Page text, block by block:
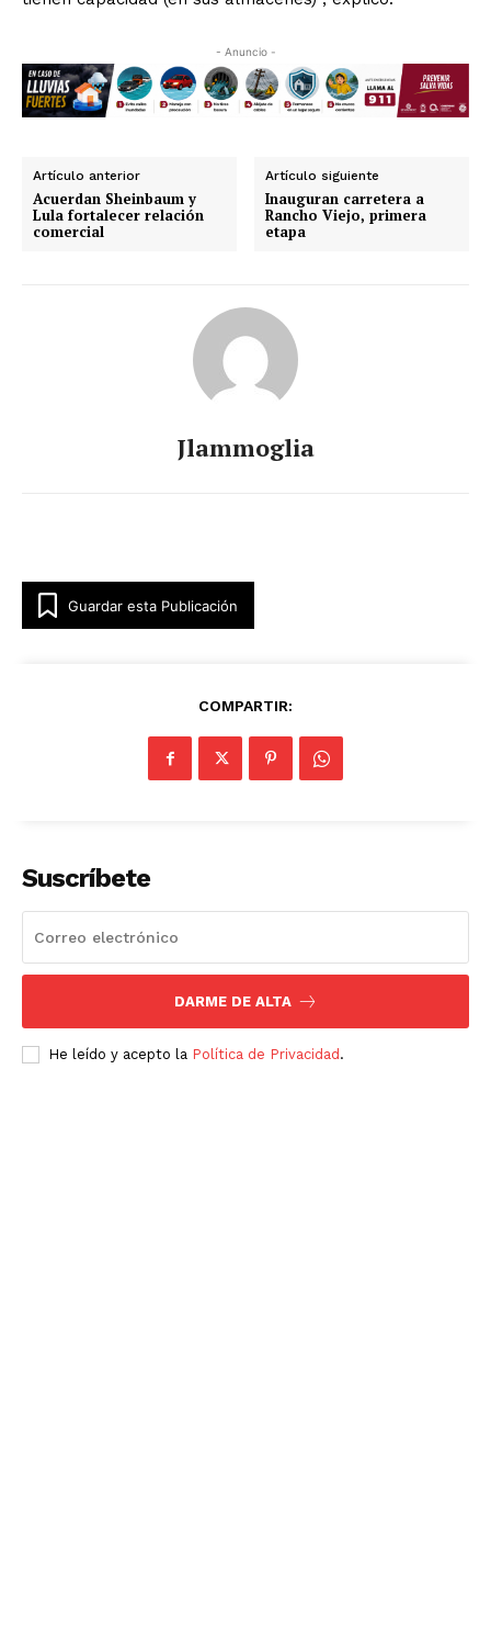
- Anuncio -
Artículo anterior
Acuerdan Sheinbaum y
Lula fortalecer relación
comercial
Artículo siguiente
Inauguran carretera a
Rancho Viejo, primera
etapa
Jlammoglia
Guardar esta Publicación
COMPARTIR:
Suscríbete
DARME DE ALTA
He leído y acepto la Política de Privacidad .